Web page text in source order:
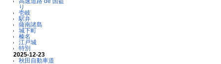
り
壱岐
駅弁
薩南諸島
城下町
榛名
江戸城
特別
2025-12-23
秋田自動車道